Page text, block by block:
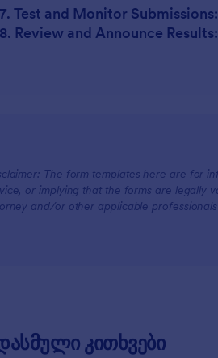
7. Test and Monitor Submissions:
8. Review and Announce Results:
The form templates here are for
or implying that the forms are legally
and/or other applicable
კითხვები